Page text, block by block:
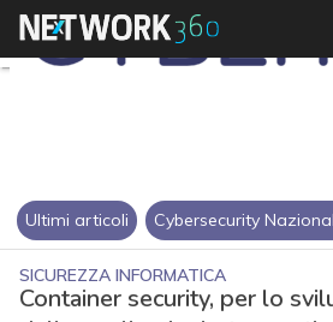
Ultimi articoli Cybersecurity
SICUREZZA INFORMATICA
Container security, per lo